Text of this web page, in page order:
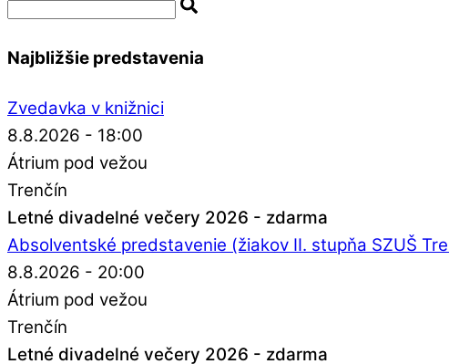
Najbližšie predstavenia
Zvedavka v knižnici
8.8.2026 - 18:00
Átrium pod vežou
Trenčín
Letné divadelné večery 2026 - zdarma
Absolventské predstavenie (žiakov II. stupňa SZUŠ
8.8.2026 - 20:00
Átrium pod vežou
Trenčín
Letné divadelné večery 2026 - zdarma